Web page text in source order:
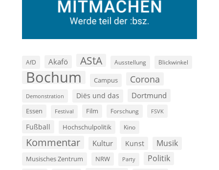
AfD Akafö AStA Ausstellung Blickwinkel
Bochum Campus Corona
Demonstration Diës und das Dortmund
Essen Festival Film Forschung FSVK
Fußball Hochschulpolitik Kino
Kommentar Kultur Kunst Musik
Musisches Zentrum NRW Party Politik